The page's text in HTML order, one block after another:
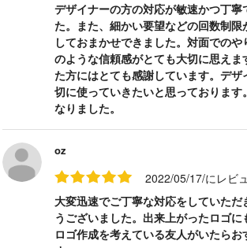
デザイナーの方の対応が敏速かつ丁寧
た。また、細かい要望などの回数制
しておまかせできました。対面でのや
のような信頼感がとても大切に思えま
た方にはとても感謝しています。デ
切に使っていきたいと思っておりま
なりました。
oz
2022/05/17/にレビ
大変迅速でご丁寧な対応をしていただ
うございました。出来上がったロゴに
ロゴ作成を考えている友人がいたら